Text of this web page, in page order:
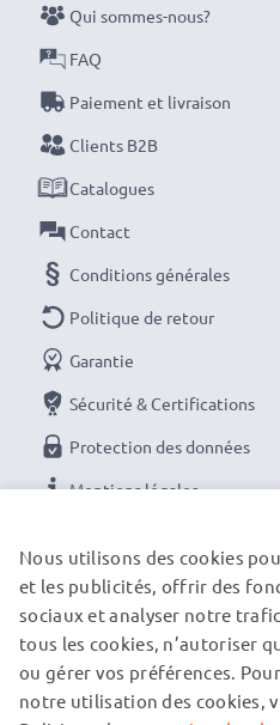
NOS OPTIONS DE
Qui sommes-nous?
FAQ
Paiement et livraison
Clients B2B
Catalogues
Contact
Conditions générales
Politique de retour
Garantie
Sécurité & Certifications
Protection des données
Mentions légales
NOS PARTENAIRES DE
Nous utilisons des cookies
et les publicités, offrir des
sociaux et analyser notre
tous les cookies, n’autoriser
ou gérer vos préférences.
notre utilisation des cookies,